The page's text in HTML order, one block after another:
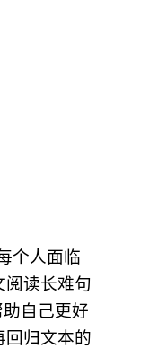
个人面临
阅读长难句
自己更好
回归文本的